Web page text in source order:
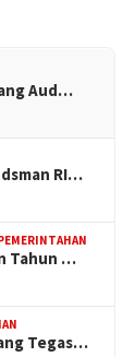
Aud…
RI…
Tahun …
Tegas…